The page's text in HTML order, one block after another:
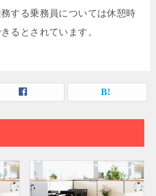
する乗務員については休憩時
るとされています。